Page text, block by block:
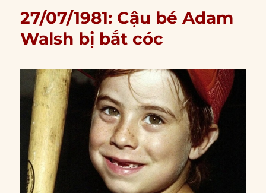
27/07/1981: Cậu bé Adam
Walsh bị bắt cóc